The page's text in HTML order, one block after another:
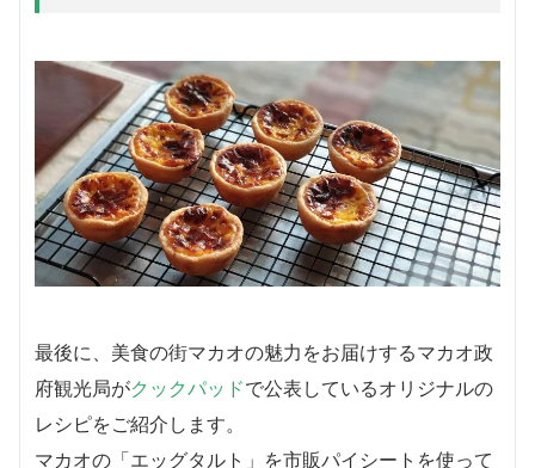
最後に、美食の街マカオの魅力をお届けするマカオ政
府観光局がクックパッドで公表しているオリジナルの
レシピをご紹介します。
マカオの「エッグタルト」を市販パイシートを使って